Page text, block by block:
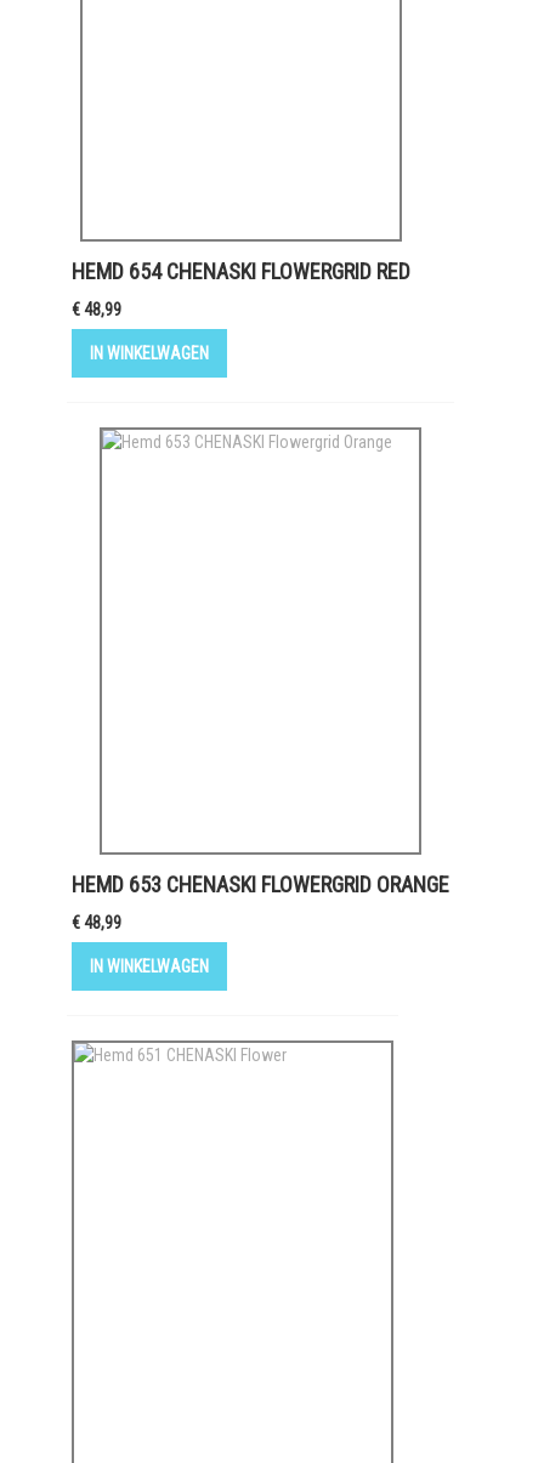
HEMD 654 CHENASKI FLOWERGRID RED
€ 48,99
IN WINKELWAGEN
HEMD 653 CHENASKI FLOWERGRID ORANGE
€ 48,99
IN WINKELWAGEN